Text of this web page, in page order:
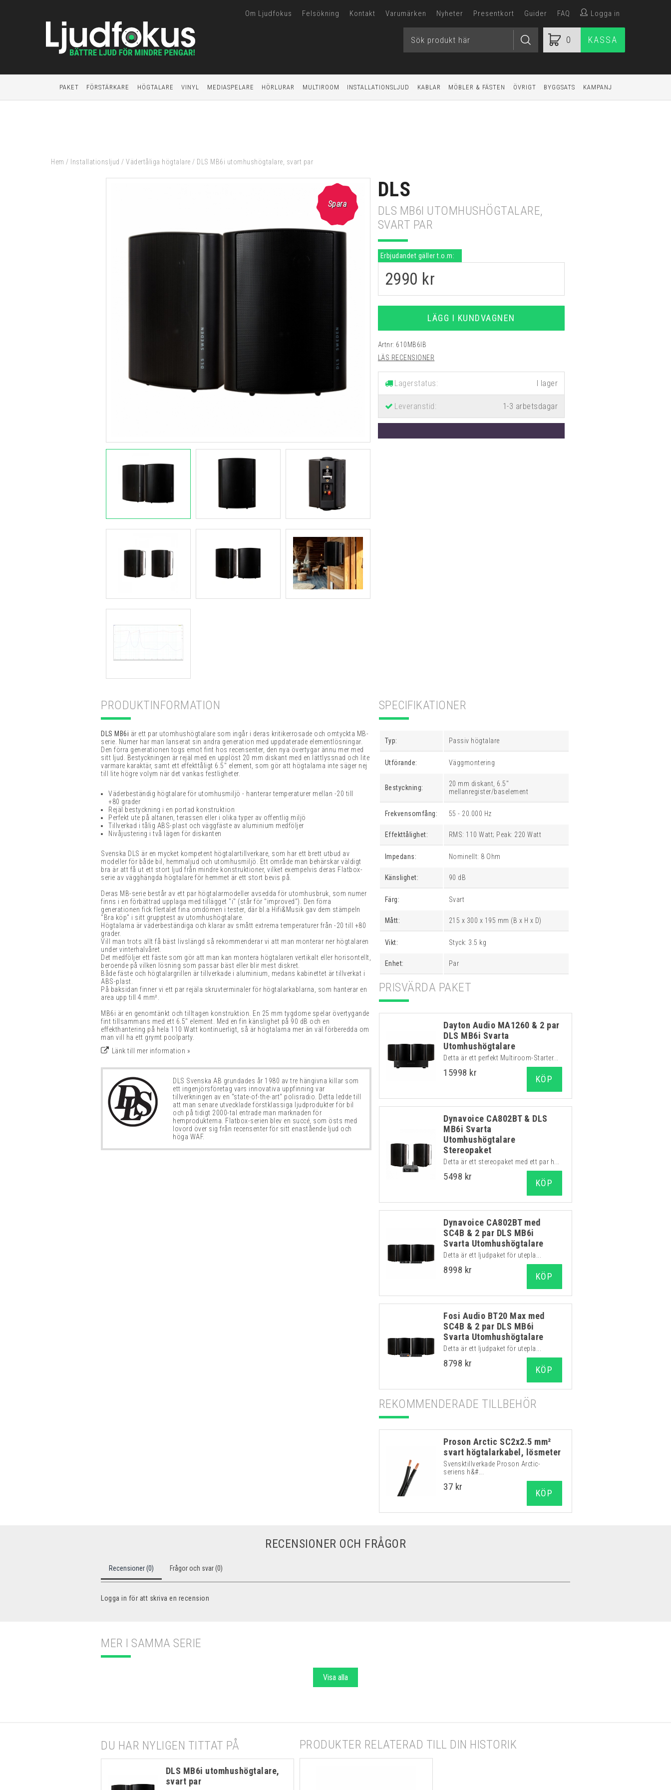
Om Ljudfokus Felsökning Kontakt Varumärken Nyheter Presentkort Guider FAQ Logga in
0 KASSA
PAKET FÖRSTÄRKARE HÖGTALARE VINYL MEDIASPELARE HÖRLURAR MULTIROOM INSTALLATIONSLJUD KABLAR MÖBLER & FÄSTEN ÖVRIGT BYGGSATS KAMPANJ
Hem / Installationsljud / Vädertåliga högtalare / DLS MB6i utomhushögtalare, svart par
Spara
DLS
DLS MB6I UTOMHUSHÖGTALARE,
SVART PAR
Erbjudandet gäller t.o.m:
2990 kr
LÄGG I KUNDVAGNEN
Artnr: 610MB6IB
LÄS RECENSIONER
Lagerstatus:
Leveranstid: 1-3 arbetsdagar
PRODUKTINFORMATION
DLS MB6i är ett par utomhushögtalare som ingår i deras kritikerrosade och omtyckta MB-
serie. Numer har man lanserat sin andra generation med uppdaterade elementlösningar.
Den förra generationen togs emot fint hos recensenter, den nya övertygar ännu mer med
sitt ljud. Bestyckningen är rejäl med en upplöst 20 mm diskant med en lättlyssnad och lite
varmare karaktär, samt ett effekttåligt 6.5" element, som gör att högtalarna inte säger nej
till lite högre volym när det vankas festligheter.
Väderbeständig högtalare för utomhusmiljö - hanterar temperaturer mellan -20 till
+80 grader
Rejäl bestyckning i en portad konstruktion
Perfekt ute på altanen, terassen eller i olika typer av offentlig miljö
Tillverkad i tålig ABS-plast och väggfäste av aluminium medföljer
Nivåjustering i två lägen för diskanten
Svenska DLS är en mycket kompetent högtalartillverkare, som har ett brett utbud av
modeller för både bil, hemmaljud och utomhusmiljö. Ett område man behärskar väldigt
bra är att få ut ett stort ljud från mindre konstruktioner, vilket exempelvis deras Flatbox-
serie av vägghängda högtalare för hemmet är ett stort bevis på.
Deras MB-serie består av ett par högtalarmodeller avsedda för utomhusbruk, som numer
finns i en förbättrad upplaga med tillägget "i" (står för "improved"). Den förra
generationen fick flertalet fina omdömen i tester, där bl.a Hifi&Musik gav dem stämpeln
"Bra köp" i sitt grupptest av utomhushögtalare.
Högtalarna är väderbeständiga och klarar av smått extrema temperaturer från -20 till +80
grader.
Vill man trots allt få bäst livslängd så rekommenderar vi att man monterar ner högtalaren
under vinterhalvåret.
Det medföljer ett fäste som gör att man kan montera högtalaren vertikalt eller horisontellt,
beroende på vilken lösning som passar bäst eller blir mest diskret.
Både fäste och högtalargrillen är tillverkade i aluminium, medans kabinettet är tillverkat i
ABS-plast.
På baksidan finner vi ett par rejäla skruvterminaler för högtalarkablarna, som hanterar en
area upp till 4 mm².
MB6i är en genomtänkt och tilltagen konstruktion. En 25 mm tygdome spelar övertygande
fint tillsammans med ett 6.5" element. Med en fin känslighet på 90 dB och en
effekthantering på hela 110 Watt kontinuerligt, så är högtalarna mer än väl förberedda om
man vill ha ett grymt poolparty.
Länk till mer information »
DLS Svenska AB grundades år 1980 av tre hängivna killar som
ett ingenjörsföretag vars innovativa uppfinning var
tillverkningen av en "state-of-the-art" polisradio. Detta ledde till
att man senare utvecklade förstklassiga ljudprodukter för bil
och på tidigt 2000-tal entrade man marknaden för
hemprodukterna. Flatbox-serien blev en succé, som östs med
lovord över sig från recensenter för sitt enastående ljud och
höga WAF.
SPECIFIKATIONER
Typ: Passiv högtalare
Utförande: Väggmontering
Bestyckning:
20 mm diskant, 6.5"
mellanregister/baselement
Frekvensomfång: 55 - 20.000 Hz
Effekttålighet: RMS: 110 Watt; Peak: 220 Watt
Impedans: Nominellt: 8 Ohm
Känslighet: 90 dB
Färg: Svart
Mått: 215 x 300 x 195 mm (B x H x D)
Vikt: Styck: 3.5 kg
Enhet: Par
PRISVÄRDA PAKET
Dayton Audio MA1260 & 2 par
DLS MB6i Svarta
Utomhushögtalare
Detta är ett perfekt Multiroom-Starter...
15998 kr
KÖP
Dynavoice CA802BT & DLS
MB6i Svarta
Utomhushögtalare
Stereopaket
Detta är ett stereopaket med ett par h...
5498 kr
KÖP
Dynavoice CA802BT med
SC4B & 2 par DLS MB6i
Svarta Utomhushögtalare
Detta är ett ljudpaket för utepla...
8998 kr
KÖP
Fosi Audio BT20 Max med
SC4B & 2 par DLS MB6i
Svarta Utomhushögtalare
Detta är ett ljudpaket för utepla...
8798 kr
KÖP
REKOMMENDERADE TILLBEHÖR
Proson Arctic SC2x2.5 mm²
svart högtalarkabel, lösmeter
Svensktillverkade Proson Arctic-
seriens h&#...
37 kr
KÖP
RECENSIONER OCH FRÅGOR
Recensioner (0) Frågor och svar (0)
Logga in för att skriva en recension
MER I SAMMA SERIE
Visa alla
DU HAR NYLIGEN TITTAT PÅ
DLS MB6i utomhushögtalare,
svart par
PRODUKTER RELATERAD TILL DIN HISTORIK